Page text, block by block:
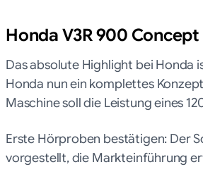
Honda V3R 900
Das absolute Highlight bei Honda
Honda nun ein komplettes
Maschine soll die Leistung eines
Erste Hörproben bestätigen: Der
vorgestellt, die Markteinführung